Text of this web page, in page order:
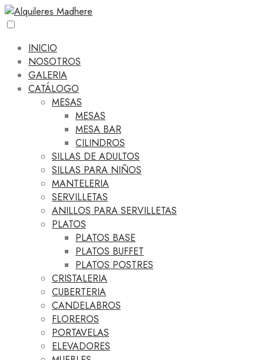
INICIO
NOSOTROS
GALERIA
CATÁLOGO
MESAS
MESAS
MESA BAR
CILINDROS
SILLAS DE ADULTOS
SILLAS PARA NIÑOS
MANTELERIA
SERVILLETAS
ANILLOS PARA SERVILLETAS
PLATOS
PLATOS BASE
PLATOS BUFFET
PLATOS POSTRES
CRISTALERIA
CUBERTERIA
CANDELABROS
FLOREROS
PORTAVELAS
ELEVADORES